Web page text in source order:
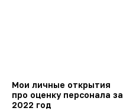
Мои личные открытия
про оценку персонала за
2022 год